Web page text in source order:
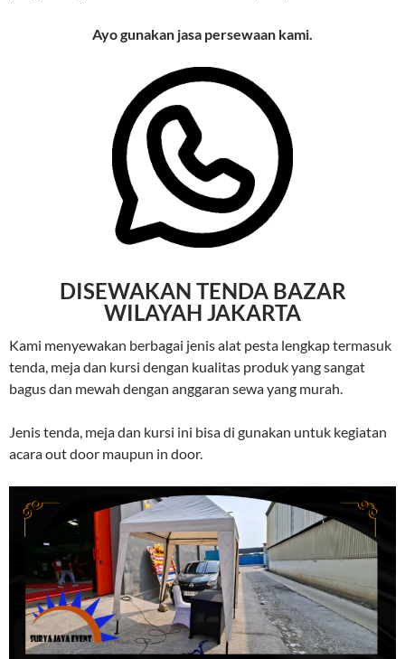
Ayo gunakan jasa persewaan kami.
DISEWAKAN TENDA BAZAR
WILAYAH JAKARTA
Kami menyewakan berbagai jenis alat pesta lengkap termasuk
tenda, meja dan kursi dengan kualitas produk yang sangat
bagus dan mewah dengan anggaran sewa yang murah.
Jenis tenda, meja dan kursi ini bisa di gunakan untuk kegiatan
acara out door maupun in door.